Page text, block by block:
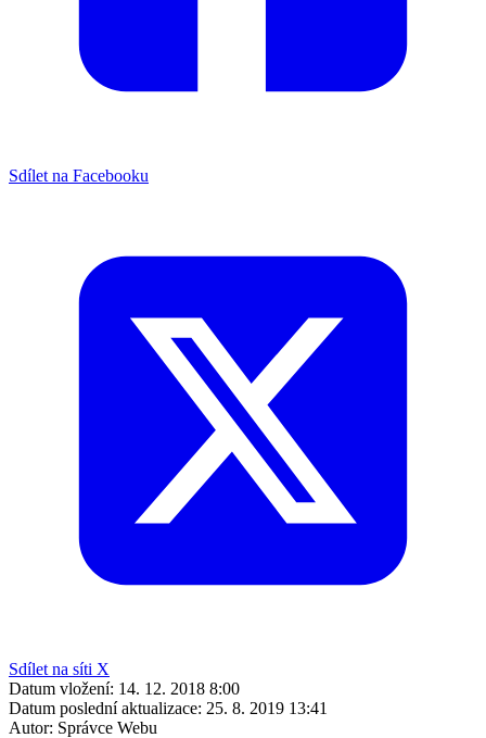
Sdílet na Facebooku
Sdílet na síti X
Datum vložení: 14. 12. 2018 8:00
Datum poslední aktualizace: 25. 8. 2019 13:41
Autor: Správce Webu